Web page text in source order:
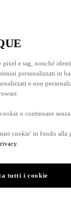
e tag, nonché
personalizzati in
e non
o continuare senza
cookie' in fondo alla
tutti i cookie